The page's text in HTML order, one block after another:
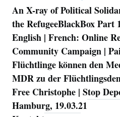
Navigation
An X-ray of Political
the RefugeeBlackBox Part
English | French: Online
Community Campaign |
Flüchtlinge können den
MDR zu der
Free Christophe | Stop
Hamburg, 19.03.21